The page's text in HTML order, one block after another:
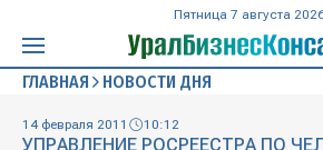
Пятница 7 августа
ГЛАВНАЯ НОВОСТИ ДНЯ
14 февраля 2011 10:12
УПРАВЛЕНИЕ РОСРЕЕСТРА ПО